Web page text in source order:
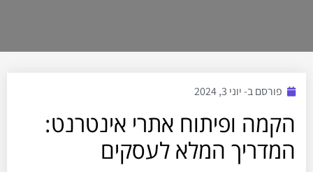
פורסם ב-יוני 3, 2024
הקמה ופיתוח אתרי אינטרנט:
המדריך המלא לעסקים